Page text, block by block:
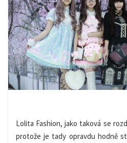
Lolita Fashion, jako taková se
protože je tady opravdu hodně